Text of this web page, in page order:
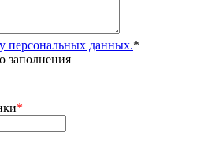
персональных данных.*
заполнения
*